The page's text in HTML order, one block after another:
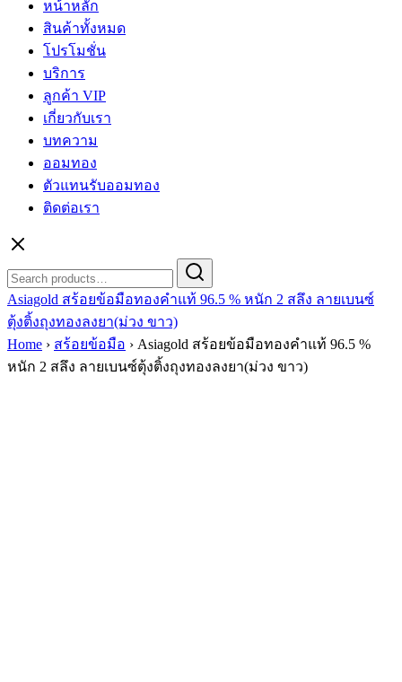
หน้าหลัก
สินค้าทั้งหมด
โปรโมชั่น
บริการ
ลูกค้า VIP
เกี่ยวกับเรา
บทความ
ออมทอง
ตัวแทนรับออมทอง
ติดต่อเรา
for:
Asiagold สร้อยข้อมือทองคำแท้ 96.5 % หนัก 2 สลึง ลายเบนซ์
ตุ้งติ้งถุงทองลงยา(ม่วง ขาว)
Home › สร้อยข้อมือ › Asiagold สร้อยข้อมือทองคำแท้ 96.5 %
หนัก 2 สลึง ลายเบนซ์ตุ้งติ้งถุงทองลงยา(ม่วง ขาว)